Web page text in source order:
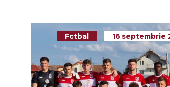
Fotbal 16 septembrie